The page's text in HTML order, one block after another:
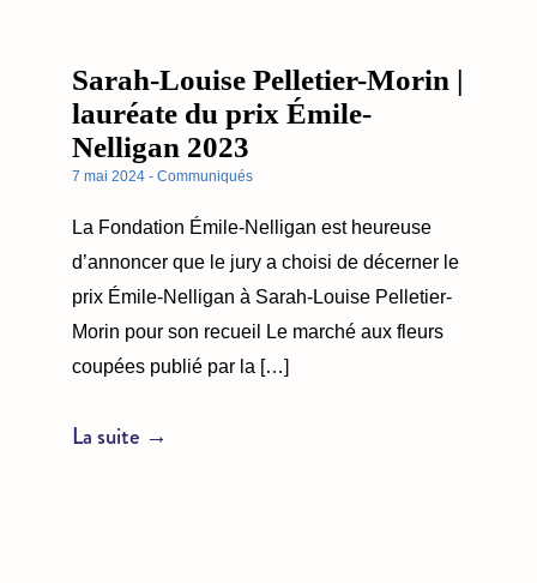
Sarah-Louise Pelletier-Morin |
lauréate du prix Émile-
Nelligan 2023
7 mai 2024 - Communiqués
La Fondation Émile-Nelligan est heureuse
d’annoncer que le jury a choisi de décerner le
prix Émile-Nelligan à Sarah-Louise Pelletier-
Morin pour son recueil Le marché aux fleurs
coupées publié par la […]
La suite →